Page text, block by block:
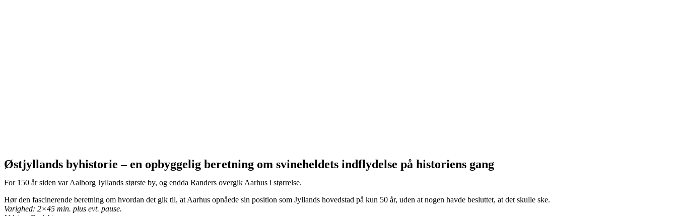
Østjyllands byhistorie – en opbyggelig beretning om svineheldets indflydelse på historiens gang
For 150 år siden var Aalborg Jyllands største by, og endda Randers overgik Aarhus i størrelse.
Hør den fascinerende beretning om hvordan det gik til, at Aarhus opnåede sin position som Jyllands hovedstad på kun 50 år, uden at nogen havde besluttet, at det skulle ske.
Varighed: 2×45 min. plus evt. pause.